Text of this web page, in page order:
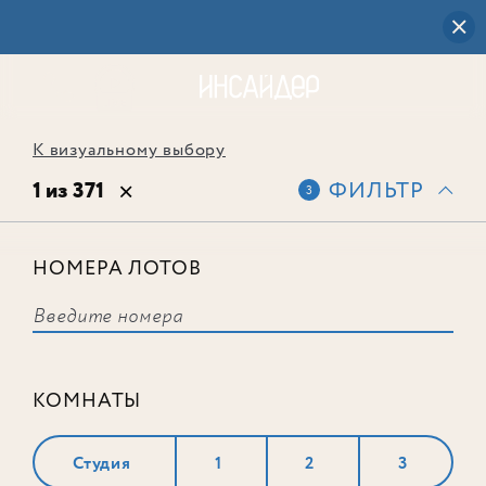
К визуальному выбору
1 из 371 3 ФИЛЬТР
НОМЕРА ЛОТОВ
КОМНАТЫ
Студия 1 2 3